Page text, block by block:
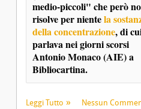
medio-piccoli" che però
risolve per niente la
della concentrazione, di
parlava nei giorni scorsi
Antonio Monaco (AIE) a
Bibliocartina.
Leggi Tutto Nessun